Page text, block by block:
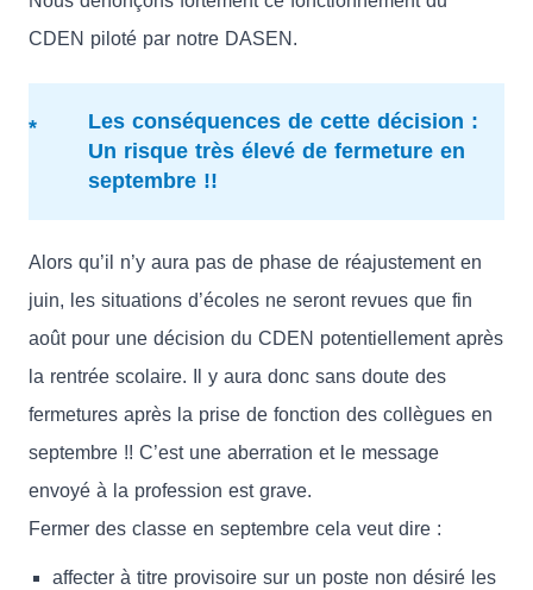
CDEN piloté par notre DASEN.
Les conséquences de cette décision :
Un risque très élevé de fermeture en
septembre !!
Alors qu’il n’y aura pas de phase de réajustement en
juin, les situations d’écoles ne seront revues que fin
août pour une décision du CDEN potentiellement après
la rentrée scolaire. Il y aura donc sans doute des
fermetures après la prise de fonction des collègues en
septembre !! C’est une aberration et le message
envoyé à la profession est grave.
Fermer des classe en septembre cela veut dire :
affecter à titre provisoire sur un poste non désiré les